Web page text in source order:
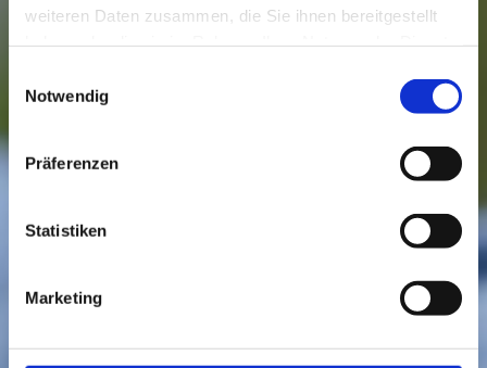
weiteren Daten zusammen, die Sie ihnen bereitgestellt
Notwendig
Präferenzen
Statistiken
Marketing